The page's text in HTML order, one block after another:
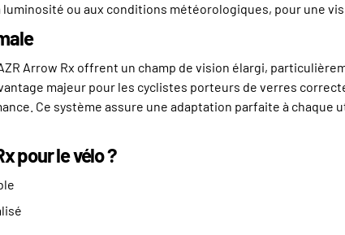
ou aux conditions météorologiques, pour une
Arrow Rx offrent un champ de vision élargi,
majeur pour les cyclistes porteurs de verres
Ce système assure une adaptation parfaite à
pour le vélo ?